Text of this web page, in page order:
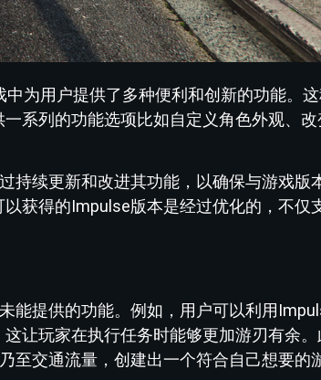
为用户提供了多种便利和创新的功能。
系列的功能选项比如自定义角色外观、
持续更新和改进其功能，以确保与游戏版
获得的Impulse版本是经过优化的，不仅
能提供的功能。例如，用户可以利用
让玩家在执行任务时能够更加游刃有余
至交通流量，创建出一个符合自己想要的